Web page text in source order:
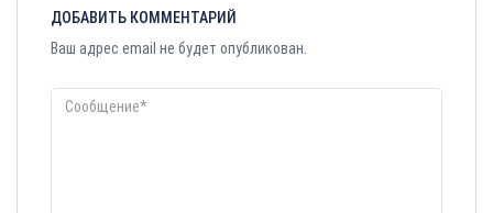
ДОБАВИТЬ КОММЕНТАРИЙ
Ваш адрес email не будет опубликован.